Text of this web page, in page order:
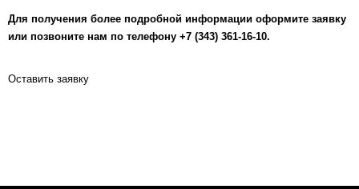
Для получения более подробной информации оформите заявку
или позвоните нам по телефону +7 (343) 361-16-10.
Оставить заявку